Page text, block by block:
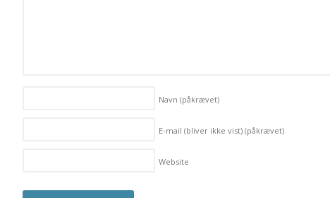
Navn (påkrævet)
E-mail (bliver ikke vist) (påkrævet)
Website